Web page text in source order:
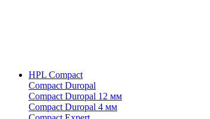
HPL Compact
Compact Duropal
Compact Duropal 12 мм
Compact Duropal 4 мм